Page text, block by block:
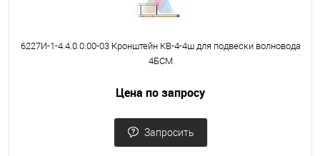
6227И-1-4.4.0.0.00-03 Кронштейн КВ-4-4ш для подвески волновода
4БСМ
Цена по запросу
Запросить